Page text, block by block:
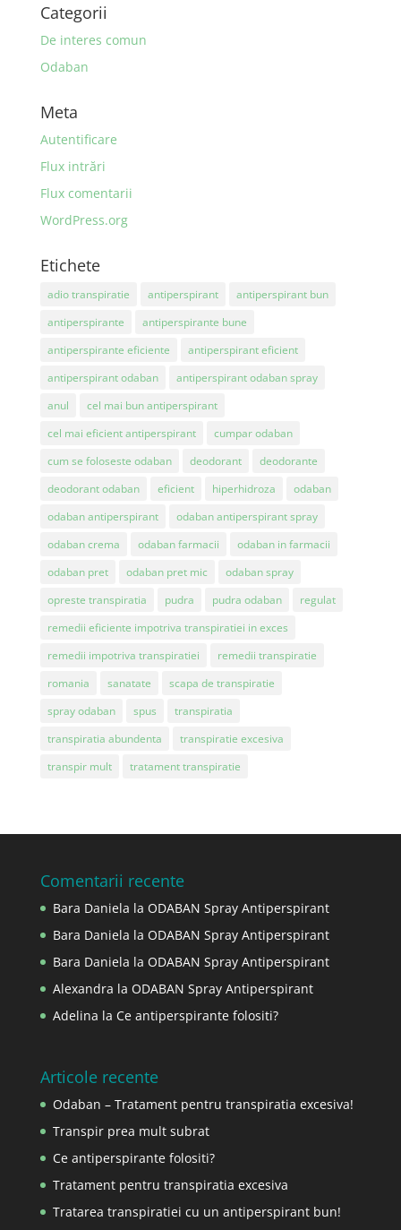
Categorii
De interes comun
Odaban
Meta
Autentificare
Flux intrări
Flux comentarii
WordPress.org
Etichete
adio transpiratie antiperspirant
antiperspirant bun
antiperspirante
antiperspirante bune
antiperspirante eficiente
antiperspirant eficient
antiperspirant odaban
antiperspirant odaban spray
anul
cel mai bun antiperspirant
cel mai eficient antiperspirant
cumpar odaban
cum se foloseste odaban
deodorant
deodorante
deodorant odaban
eficient hiperhidroza
odaban
odaban antiperspirant
odaban antiperspirant spray
odaban crema
odaban farmacii
odaban in farmacii
odaban pret
odaban pret mic
odaban spray
opreste transpiratia
pudra pudra odaban
regulat
remedii eficiente impotriva transpiratiei in exces
remedii impotriva transpiratiei
remedii transpiratie
romania
sanatate
scapa de transpiratie
spray odaban
spus
transpiratia
transpiratia abundenta
transpiratie excesiva
transpir mult
tratament transpiratie
Comentarii recente
Bara Daniela la ODABAN Spray Antiperspirant
Bara Daniela la ODABAN Spray Antiperspirant
Bara Daniela la ODABAN Spray Antiperspirant
Alexandra la ODABAN Spray Antiperspirant
Adelina la Ce antiperspirante folositi?
Articole recente
Odaban – Tratament pentru transpiratia excesiva!
Transpir prea mult subrat
Ce antiperspirante folositi?
Tratament pentru transpiratia excesiva
Tratarea transpiratiei cu un antiperspirant bun!